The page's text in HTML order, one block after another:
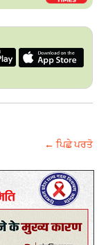
← ਪਿਛੇ ਪਰਤੋ